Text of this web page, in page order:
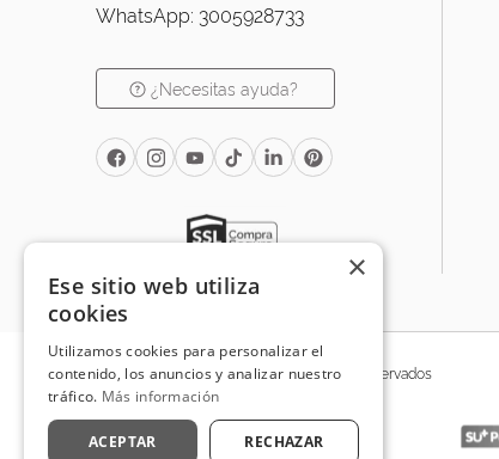
WhatsApp: 3005928733
¿Necesitas ayuda?
Distrihogar 2025 - © Todos los derechos reservados
×
Ese sitio web utiliza
cookies
Utilizamos cookies para personalizar el
contenido, los anuncios y analizar nuestro
tráfico. Más información
ACEPTAR RECHAZAR